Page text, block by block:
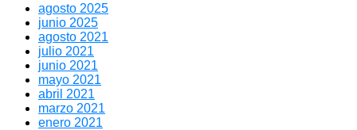
agosto 2025
junio 2025
agosto 2021
julio 2021
junio 2021
mayo 2021
abril 2021
marzo 2021
enero 2021